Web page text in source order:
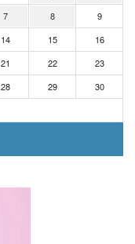
7 8
9
14 15
16
21 22
23
28 29
30